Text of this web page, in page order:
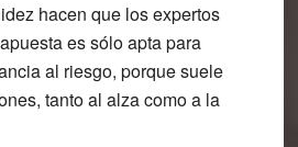
hacen que los expertos
es sólo apta para
al riesgo, porque suele
tanto al alza como a la